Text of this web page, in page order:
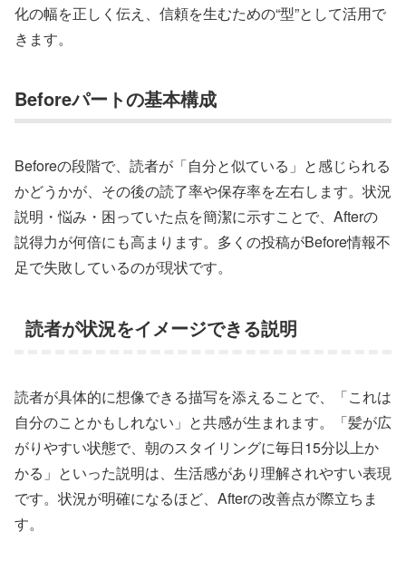
化の幅を正しく伝え、信頼を生むための“型”として活用で
きます。
Beforeパートの基本構成
Beforeの段階で、読者が「自分と似ている」と感じられる
かどうかが、その後の読了率や保存率を左右します。状況
説明・悩み・困っていた点を簡潔に示すことで、Afterの
説得力が何倍にも高まります。多くの投稿がBefore情報不
足で失敗しているのが現状です。
読者が状況をイメージできる説明
読者が具体的に想像できる描写を添えることで、「これは
自分のことかもしれない」と共感が生まれます。「髪が広
がりやすい状態で、朝のスタイリングに毎日15分以上か
かる」といった説明は、生活感があり理解されやすい表現
です。状況が明確になるほど、Afterの改善点が際立ちま
す。